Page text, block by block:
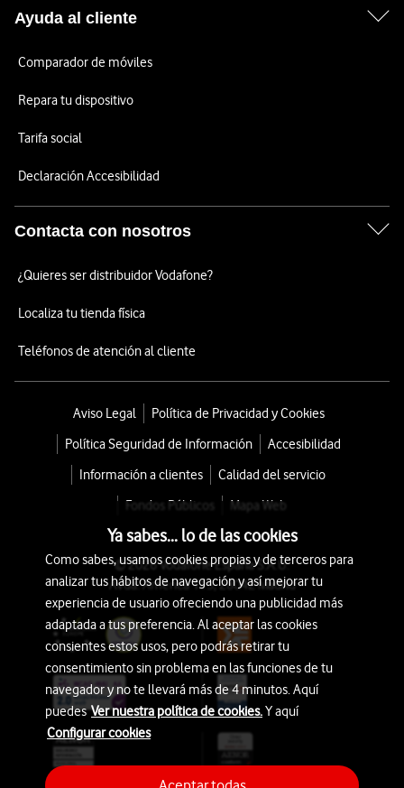
Ayuda al cliente
Comparador de móviles
Repara tu dispositivo
Tarifa social
Declaración Accesibilidad
Contacta con nosotros
¿Quieres ser distribuidor Vodafone?
Localiza tu tienda física
Teléfonos de atención al cliente
Aviso Legal
Política de Privacidad y Cookies
Política Seguridad de Información
Accesibilidad
Información a clientes
Calidad del servicio
Fondos Públicos
Mapa Web
© 2026 Vodafone España S.A.U.
Avda. América 115, 28042 Madrid
Ya sabes... lo de las cookies
Como sabes, usamos cookies propias y de terceros para
analizar tus hábitos de navegación y así mejorar tu
experiencia de usuario ofreciendo una publicidad más
adaptada a tus preferencia. Al aceptar las cookies
consientes estos usos, pero podrás retirar tu
consentimiento sin problema en las funciones de tu
navegador y no te llevará más de 4 minutos. Aquí
puedesVer nuestra política de cookies.Y aquí
Configurar cookies